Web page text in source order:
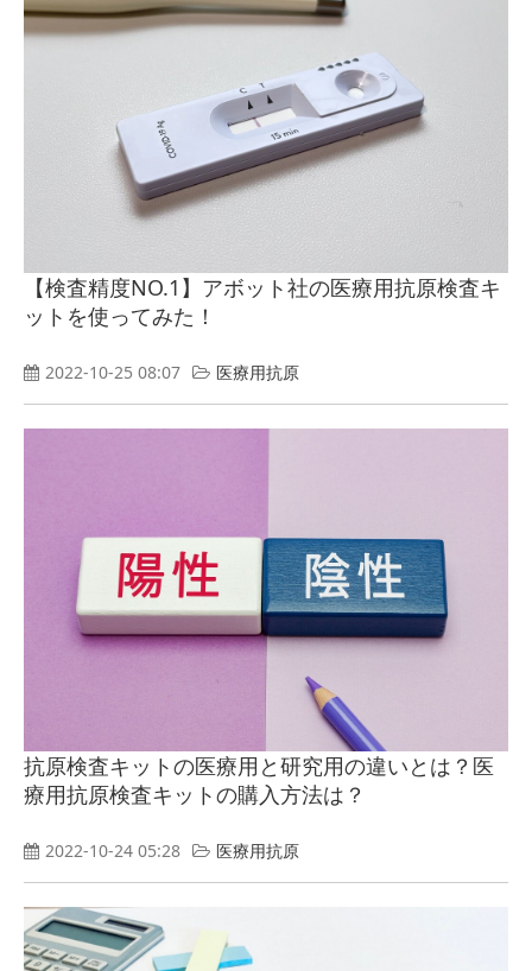
【検査精度NO.1】アボット社の医療用抗原検査キ
ットを使ってみた！
2022-10-25 08:07 医療用抗原
抗原検査キットの医療用と研究用の違いとは？医
療用抗原検査キットの購入方法は？
2022-10-24 05:28 医療用抗原